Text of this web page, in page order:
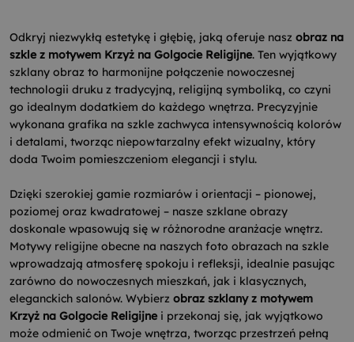
Odkryj niezwykłą estetykę i głębię, jaką oferuje nasz obraz na
szkle z motywem Krzyż na Golgocie Religijne. Ten wyjątkowy
szklany obraz to harmonijne połączenie nowoczesnej
technologii druku z tradycyjną, religijną symboliką, co czyni
go idealnym dodatkiem do każdego wnętrza. Precyzyjnie
wykonana grafika na szkle zachwyca intensywnością kolorów
i detalami, tworząc niepowtarzalny efekt wizualny, który
doda Twoim pomieszczeniom elegancji i stylu.
Dzięki szerokiej gamie rozmiarów i orientacji – pionowej,
poziomej oraz kwadratowej – nasze szklane obrazy
doskonale wpasowują się w różnorodne aranżacje wnętrz.
Motywy religijne obecne na naszych foto obrazach na szkle
wprowadzają atmosferę spokoju i refleksji, idealnie pasując
zarówno do nowoczesnych mieszkań, jak i klasycznych,
eleganckich salonów. Wybierz obraz szklany z motywem
Krzyż na Golgocie Religijne i przekonaj się, jak wyjątkowo
może odmienić on Twoje wnętrza, tworząc przestrzeń pełną